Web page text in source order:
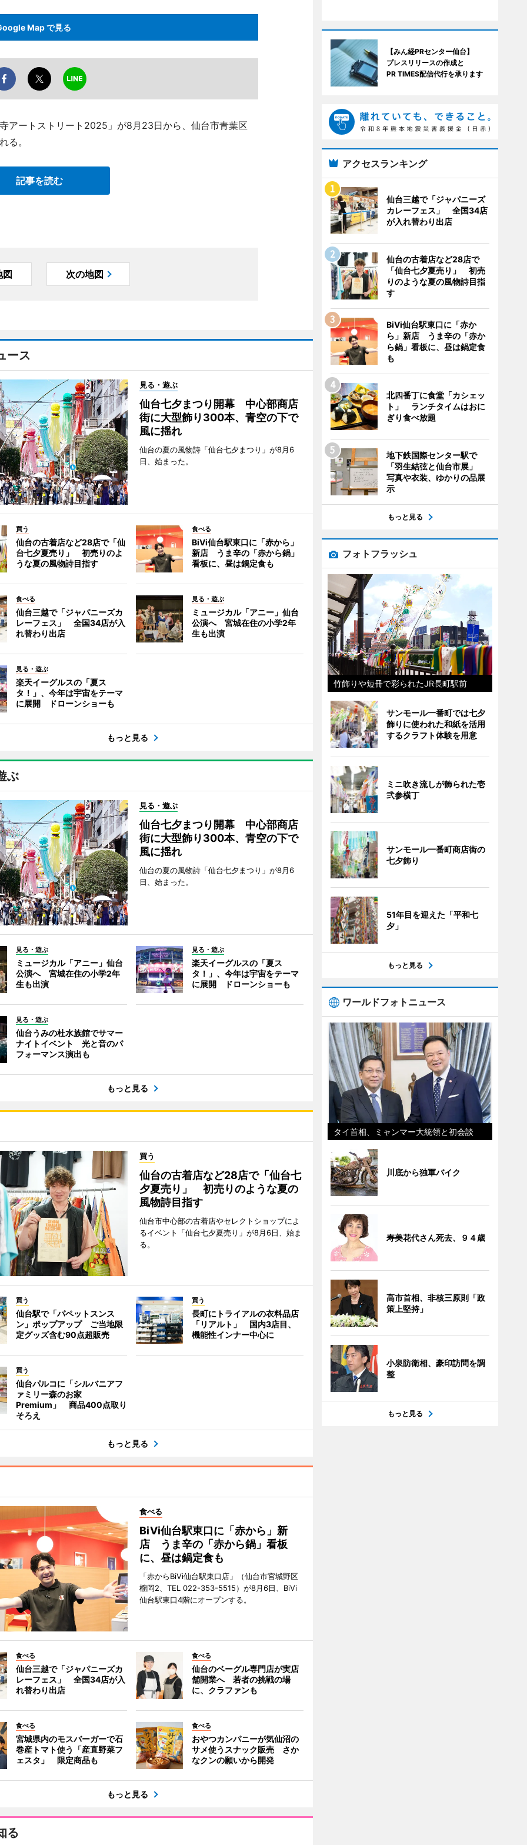
Map で見る
アートストリート2025」が8月23日から、仙台市青葉区
る。
記事を読む
図 次の地図
ース
見る・遊ぶ
仙台七夕まつり開幕 中心部商店
街に大型飾り300本、青空の下で
風に揺れ
仙台の夏の風物詩「仙台七夕まつり」が8月6
日、始まった。
買う
仙台の古着店など28店で「仙
台七夕夏売り」 初売りのよ
うな夏の風物詩目指す
食べる
BiVi仙台駅東口に「赤から」
新店 うま辛の「赤から鍋」
看板に、昼は鍋定食も
食べる
仙台三越で「ジャパニーズカ
レーフェス」 全国34店が入
れ替わり出店
見る・遊ぶ
ミュージカル「アニー」仙台
公演へ 宮城在住の小学2年
生も出演
見る・遊ぶ
楽天イーグルスの「夏ス
タ！」、今年は宇宙をテーマ
に展開 ドローンショーも
もっと見る
ぶ
見る・遊ぶ
仙台七夕まつり開幕 中心部商店
街に大型飾り300本、青空の下で
風に揺れ
仙台の夏の風物詩「仙台七夕まつり」が8月6
日、始まった。
見る・遊ぶ
ミュージカル「アニー」仙台
公演へ 宮城在住の小学2年
生も出演
見る・遊ぶ
楽天イーグルスの「夏ス
タ！」、今年は宇宙をテーマ
に展開 ドローンショーも
見る・遊ぶ
仙台うみの杜水族館でサマー
ナイトイベント 光と音のパ
フォーマンス演出も
もっと見る
買う
仙台の古着店など28店で「仙台七
夕夏売り」 初売りのような夏の
風物詩目指す
仙台市中心部の古着店やセレクトショップによ
るイベント「仙台七夕夏売り」が8月6日、始ま
る。
買う
仙台駅で「パペットスンス
ン」ポップアップ ご当地限
定グッズ含む90点超販売
買う
長町にトライアルの衣料品店
「リアルト」 国内3店目、
機能性インナー中心に
買う
仙台パルコに「シルバニアフ
ァミリー森のお家
Premium」 商品400点取り
そろえ
もっと見る
食べる
BiVi仙台駅東口に「赤から」新
店 うま辛の「赤から鍋」看板
に、昼は鍋定食も
「赤からBiVi仙台駅東口店」（仙台市宮城野区
榴岡2、TEL 022-353-5515）が8月6日、BiVi
仙台駅東口4階にオープンする。
食べる
仙台三越で「ジャパニーズカ
レーフェス」 全国34店が入
れ替わり出店
食べる
仙台のベーグル専門店が実店
舗開業へ 若者の挑戦の場
に、クラファンも
食べる
宮城県内のモスバーガーで石
巻産トマト使う「産直野菜フ
ェスタ」 限定商品も
食べる
おやつカンパニーが気仙沼の
サメ使うスナック販売 さか
なクンの願いから開発
もっと見る
る
【みん経PRセンター仙台】
プレスリリースの作成と
PR TIMES配信代行を承ります
アクセスランキング
仙台三越で「ジャパニーズ
カレーフェス」 全国34店
が入れ替わり出店
仙台の古着店など28店で
「仙台七夕夏売り」 初売
りのような夏の風物詩目指
す
BiVi仙台駅東口に「赤か
ら」新店 うま辛の「赤か
ら鍋」看板に、昼は鍋定食
も
北四番丁に食堂「カシェッ
ト」 ランチタイムはおに
ぎり食べ放題
地下鉄国際センター駅で
「羽生結弦と仙台市展」
写真や衣装、ゆかりの品展
示
もっと見る
フォトフラッシュ
竹飾りや短冊で彩られたJR長町駅前
サンモール一番町では七夕
飾りに使われた和紙を活用
するクラフト体験を用意
ミニ吹き流しが飾られた壱
弐参横丁
サンモール一番町商店街の
七夕飾り
51年目を迎えた「平和七
夕」
もっと見る
ワールドフォトニュース
タイ首相、ミャンマー大統領と初会談
川底から独軍バイク
寿美花代さん死去、９４歳
高市首相、非核三原則「政
策上堅持」
小泉防衛相、豪印訪問を調
整
もっと見る